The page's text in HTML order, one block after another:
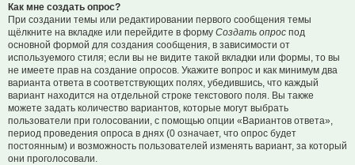
Как мне создать опрос?
При создании темы или редактировании первого сообщения темы
щёлкните на вкладке или перейдите в форму Создать опрос под
основной формой для создания сообщения, в зависимости от
используемого стиля; если вы не видите такой вкладки или формы, то вы
не имеете прав на создание опросов. Укажите вопрос и как минимум два
варианта ответа в соответствующих полях, убедившись, что каждый
вариант находится на отдельной строке текстового поля. Вы также
можете задать количество вариантов, которые могут выбрать
пользователи при голосовании, с помощью опции «Вариантов ответа»,
период проведения опроса в днях (0 означает, что опрос будет
постоянным) и возможность пользователей изменять вариант, за который
они проголосовали.